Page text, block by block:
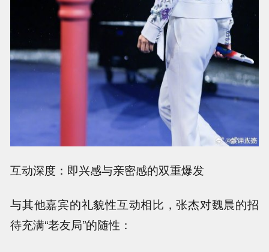
互动深度：即兴感与亲密感的双重爆发
与其他嘉宾的礼貌性互动相比，张杰对魏晨的招
待充满“老友局”的随性：